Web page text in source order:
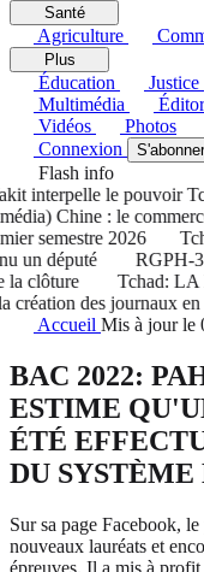
Santé
Agriculture
Plus
Éducation Justice
Multimédia
Vidéos
Photos
Connexion
S'abonner
Flash info
interpelle le pouvoir
Chine : le commerce
semestre 2026
un député
RGPH-3 :
clôture
Tchad: LA
des journaux en
Accueil Mis à jour le
BAC 2022:
ESTIME
ÉTÉ
DU
Sur sa page Facebook,
nouveaux lauréats et
épreuves. Il a mis à